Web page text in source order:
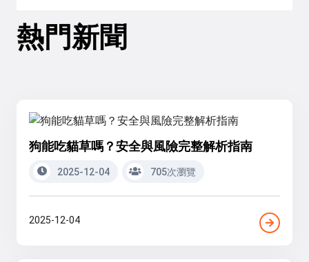
熱門新聞
狗能吃貓草嗎？安全與風險完整解析指南
2025-12-04 705次瀏覽
2025-12-04